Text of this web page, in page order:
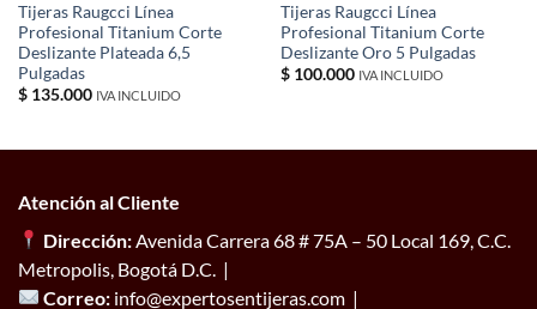
Tijeras Raugcci Línea
Profesional Titanium Corte
Deslizante Plateada 6,5
Pulgadas
$135.000 IVA INCLUIDO
Tijeras Raugcci Línea
Profesional Titanium Corte
Deslizante Oro 5 Pulgadas
$100.000 IVA INCLUIDO
Atención al Cliente
Dirección: Avenida Carrera 68 # 75A – 50 Local 169, C.C.
Metropolis, Bogotá D.C. |
Correo: info@expertosentijeras.com |